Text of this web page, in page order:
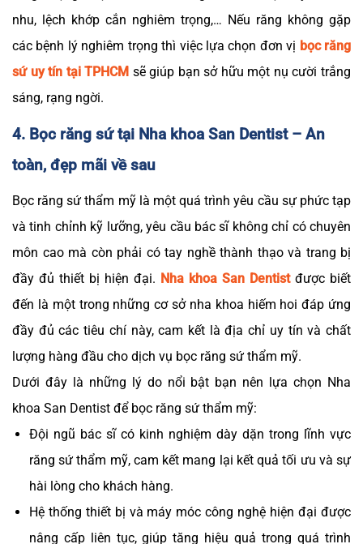
nhu, lệch khớp cắn nghiêm trọng,… Nếu răng không gặp
các bệnh lý nghiêm trọng thì việc lựa chọn đơn vị bọc răng
sứ uy tín tại TPHCM sẽ giúp bạn sở hữu một nụ cười trắng
sáng, rạng ngời.
4. Bọc răng sứ tại Nha khoa San Dentist – An
toàn, đẹp mãi về sau
Bọc răng sứ thẩm mỹ là một quá trình yêu cầu sự phức tạp
và tinh chỉnh kỹ lưỡng, yêu cầu bác sĩ không chỉ có chuyên
môn cao mà còn phải có tay nghề thành thạo và trang bị
đầy đủ thiết bị hiện đại. Nha khoa San Dentistđược biết
đến là một trong những cơ sở nha khoa hiếm hoi đáp ứng
đầy đủ các tiêu chí này, cam kết là địa chỉ uy tín và chất
lượng hàng đầu cho dịch vụ bọc răng sứ thẩm mỹ.
Dưới đây là những lý do nổi bật bạn nên lựa chọn Nha
khoa San Dentist để bọc răng sứ thẩm mỹ:
Đội ngũ bác sĩ có kinh nghiệm dày dặn trong lĩnh vực
răng sứ thẩm mỹ, cam kết mang lại kết quả tối ưu và sự
hài lòng cho khách hàng.
Hệ thống thiết bị và máy móc công nghệ hiện đại được
nâng cấp liên tục, giúp tăng hiệu quả trong quá trình